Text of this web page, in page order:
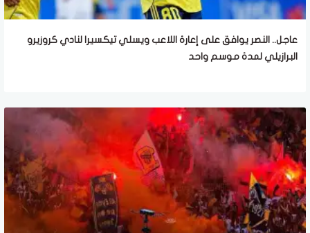
عاجل.. النصر يوافق على إعارة اللاعب ويسلي تيكسيرا لنادي كروزيرو
البرازيلي لمدة موسم واحد